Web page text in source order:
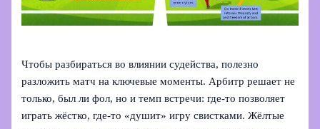
Чтобы разбираться во влиянии судейства, полезно
разложить матч на ключевые моменты. Арбитр решает не
только, был ли фол, но и темп встречи: где-то позволяет
играть жёстко, где-то «душит» игру свистками. Жёлтые